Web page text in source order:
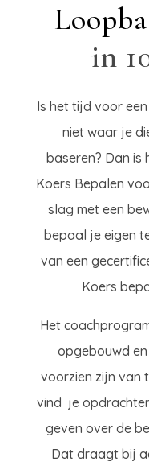
in
Is het tijd voor
niet waar je
baseren? Dan is
Koers Bepalen
slag met een
bepaal je eigen
van een
Koers
Het
opgebouwd
voorzien zijn van
vind je
geven over de
Dat draagt bij